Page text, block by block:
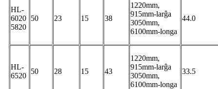
HL-
6020
5820
50 23 15 38
1220mm,
915mm-larĝa
3050mm,
6100mm-longa
44.0
HL-
6520
50 28 15 43
1220mm,
915mm-larĝa
3050mm,
6100mm-longa
33.5